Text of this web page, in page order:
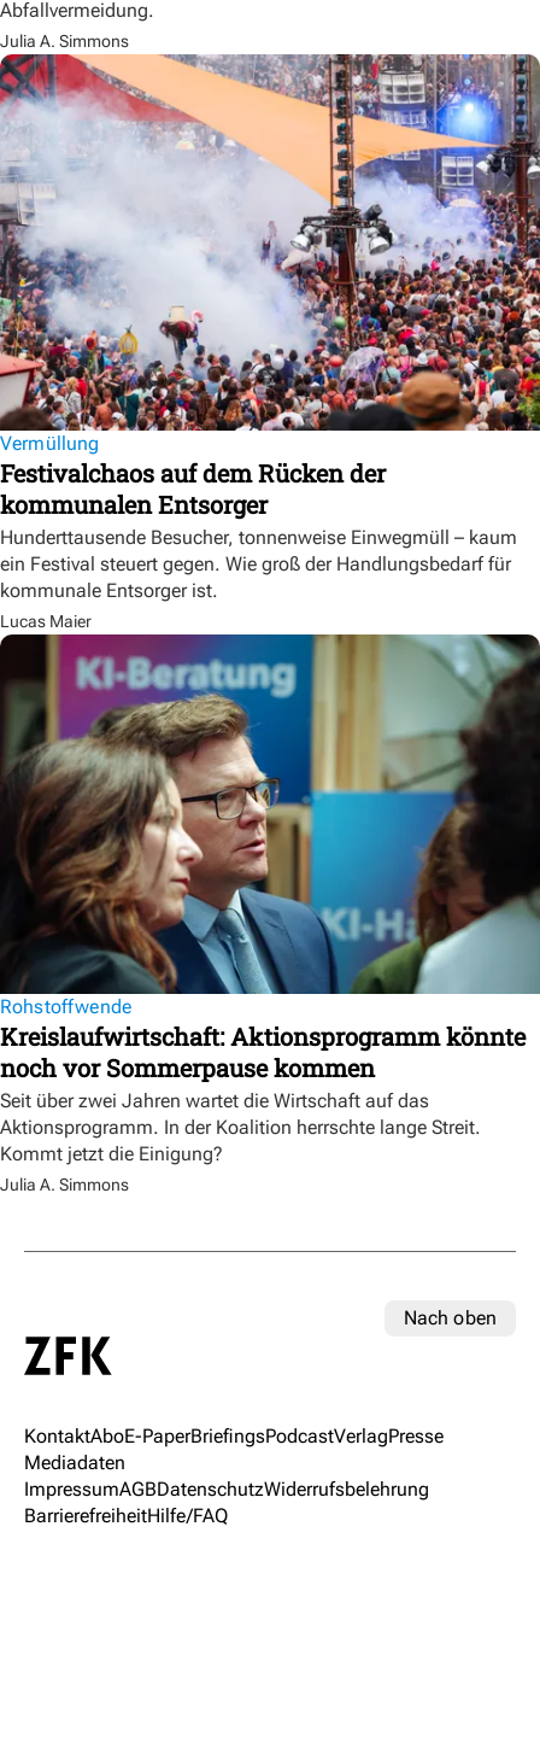
Abfallvermeidung.
Julia A. Simmons
Vermüllung
Festivalchaos auf dem Rücken der
kommunalen Entsorger
Hunderttausende Besucher, tonnenweise Einwegmüll – kaum
ein Festival steuert gegen. Wie groß der Handlungsbedarf für
kommunale Entsorger ist.
Lucas Maier
Rohstoffwende
Kreislaufwirtschaft: Aktionsprogramm könnte
noch vor Sommerpause kommen
Seit über zwei Jahren wartet die Wirtschaft auf das
Aktionsprogramm. In der Koalition herrschte lange Streit.
Kommt jetzt die Einigung?
Julia A. Simmons
Nach oben
KontaktAboE-PaperBriefingsPodcastVerlagPresse
Mediadaten
ImpressumAGBDatenschutzWiderrufsbelehrung
BarrierefreiheitHilfe/FAQ